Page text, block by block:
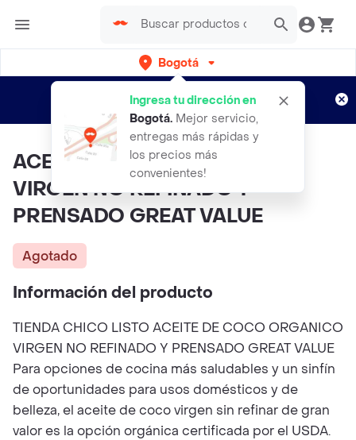
Bogotá
Ingresa tu dirección en
Bogotá. Mejor servicio,
entregas más rápidas y
los precios más
convenientes!
envíos gratis por semanas
Aplican TyC
ACEITE DE COCO ORGANICO
VIRGEN NO REFINADO Y
PRENSADO GREAT VALUE
Agotado
Información del producto
TIENDA CHICO LISTO ACEITE DE COCO ORGANICO
VIRGEN NO REFINADO Y PRENSADO GREAT VALUE
Para opciones de cocina más saludables y un sinfín
de oportunidades para usos domésticos y de
belleza, el aceite de coco virgen sin refinar de gran
valor es la opción orgánica certificada por el USDA.